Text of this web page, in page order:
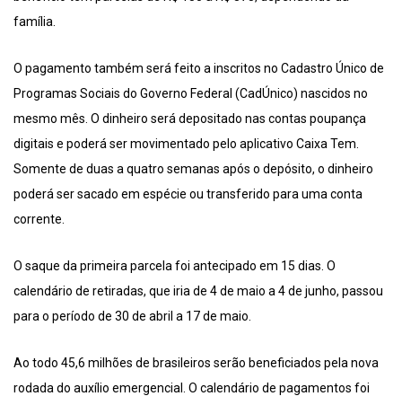
família.
O pagamento também será feito a inscritos no Cadastro Único de
Programas Sociais do Governo Federal (CadÚnico) nascidos no
mesmo mês. O dinheiro será depositado nas contas poupança
digitais e poderá ser movimentado pelo aplicativo Caixa Tem.
Somente de duas a quatro semanas após o depósito, o dinheiro
poderá ser sacado em espécie ou transferido para uma conta
corrente.
O saque da primeira parcela foi antecipado em 15 dias. O
calendário de retiradas, que iria de 4 de maio a 4 de junho, passou
para o período de 30 de abril a 17 de maio.
Ao todo 45,6 milhões de brasileiros serão beneficiados pela nova
rodada do auxílio emergencial. O calendário de pagamentos foi